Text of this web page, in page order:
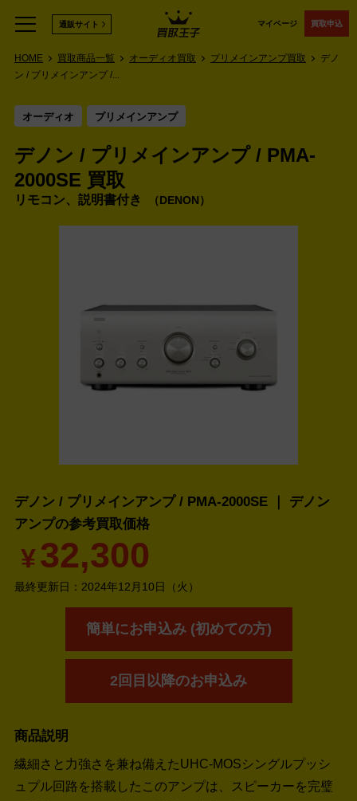
マイページ 買取申込
通販サイト
HOME 買取商品一覧 オーディオ買取 プリメインアンプ買取
デノ
ン / プリメインアンプ /...
オーディオ プリメインアンプ
デノン / プリメインアンプ / PMA-
2000SE 買取
リモコン、説明書付き DENON
デノン / プリメインアンプ / PMA-2000SE ｜ デノン
アンプの参考買取価格
¥32,300
最終更新日： 2024年12月10日（火）
簡単にお申込み (初めての方)
2回目以降のお申込み
商品説明
繊細さと力強さを兼ね備えたUHC-MOSシングルプッシ
ュプル回路を搭載したこのアンプは、スピーカーを完璧